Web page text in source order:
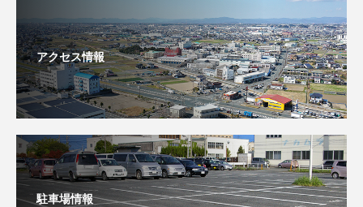
アクセス情報
駐車場情報